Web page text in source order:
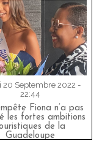
20 Septembre 2022 -
22:44
Fiona n’a pas
les fortes ambitions
de la
Guadeloupe